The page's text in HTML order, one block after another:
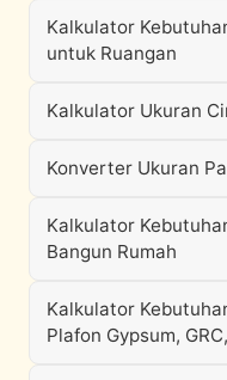
Kalkulator
untuk Ruangan
Kalkulator Ukuran
Konverter Ukuran
Kalkulator
Bangun Rumah
Kalkulator
Plafon Gypsum,